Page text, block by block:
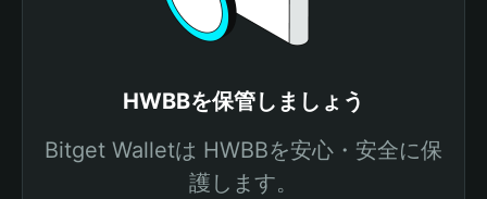
HWBBを保管しましょう
Bitget Walletは HWBBを安心・安全に保
護します。